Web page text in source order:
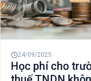
24/09/2025
Học phí cho